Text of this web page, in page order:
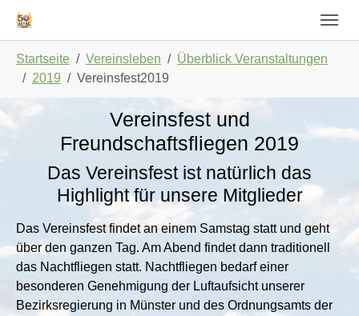
Startseite Vereinsleben
Überblick Veranstaltungen
2019
Vereinsfest2019
Vereinsfest und
Freundschaftsfliegen 2019
Das Vereinsfest ist natürlich das
Highlight für unsere Mitglieder
Das Vereinsfest findet an einem Samstag statt und geht
über den ganzen Tag. Am Abend findet dann traditionell
das Nachtfliegen statt. Nachtfliegen bedarf einer
besonderen Genehmigung der Luftaufsicht unserer
Bezirksregierung in Münster und des Ordnungsamts der